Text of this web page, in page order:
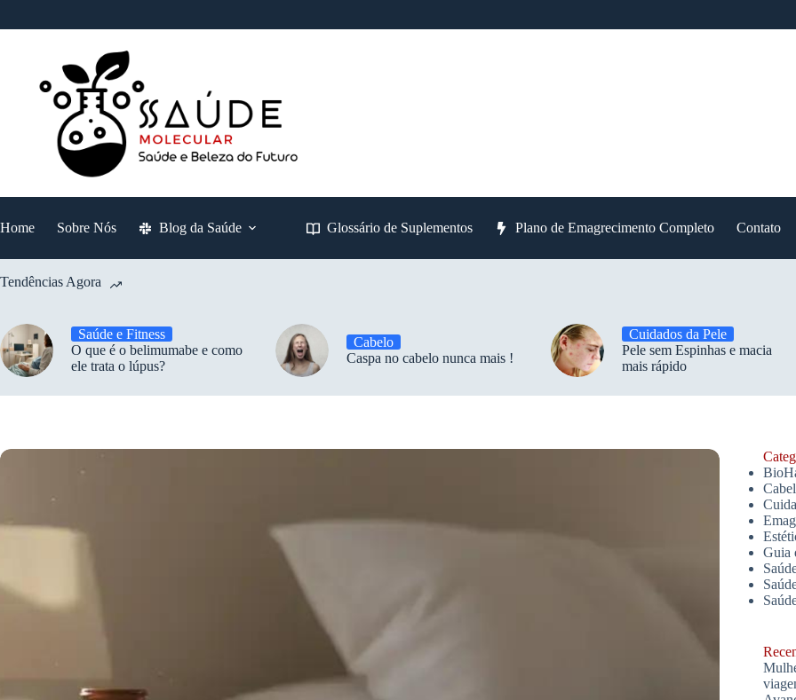
Home Sobre Nós Blog da Saúde Glossário de Suplementos Plano de Emagrecimento Completo Contato
Tendências Agora
Saúde e Fitness
O que é o belimumabe e como
ele trata o lúpus?
Cabelo
Caspa no cabelo nunca mais !
Cuidados da Pele
Pele sem Espinhas e macia
mais rápido
Guia